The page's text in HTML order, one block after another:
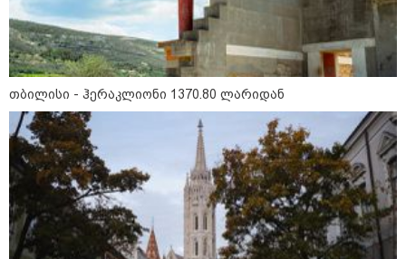
"ამ ვიდეოს ნახვა ჩემთვის იყო
სიკვდილი" - რას ამბობს
დაკარგული 17 წლის ბიჭის დედა
ვიდეოკადრებზე, სადაც შვილის
განწირული ვედრების ხმა
ამოიცნო
პოლიტიკა
თბილისი - ჰერაკლიონი 1370.80 ლარიდან